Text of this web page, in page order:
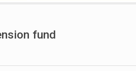
fund